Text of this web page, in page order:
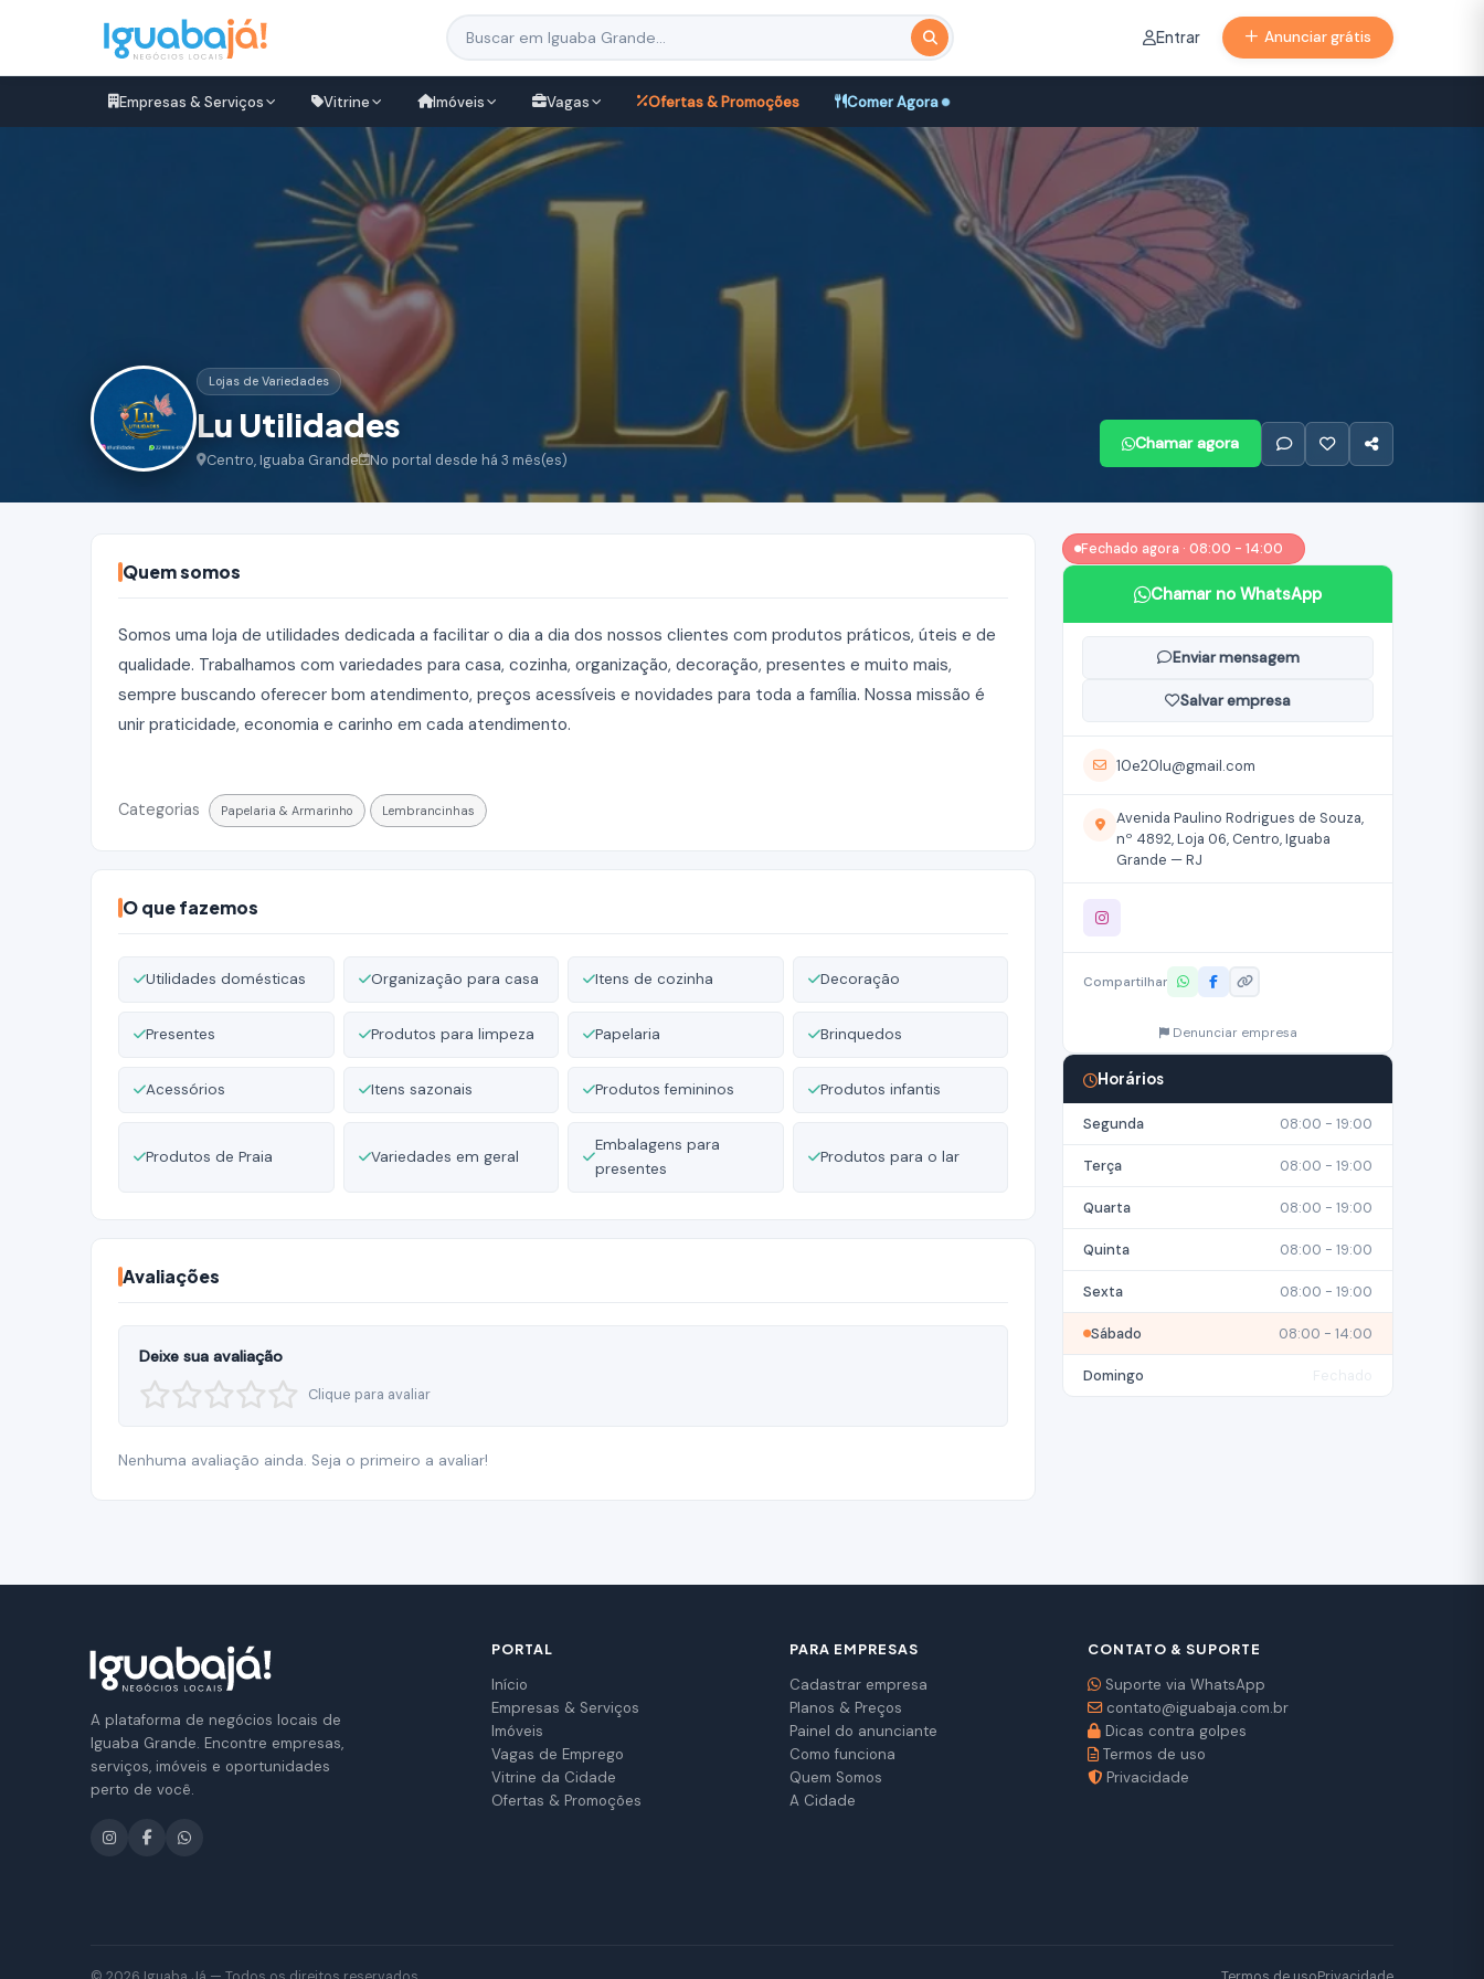
Entrar Anunciar grátis
Empresas & Serviços Vitrine Imóveis Vagas Ofertas & Promoções Comer Agora
Lojas de Variedades
Lu Utilidades
Centro, Iguaba Grande No portal desde há 3 mês(es)
Chamar agora
Quem somos
Somos uma loja de utilidades dedicada a facilitar o dia a dia dos nossos clientes com produtos práticos, úteis e de
qualidade. Trabalhamos com variedades para casa, cozinha, organização, decoração, presentes e muito mais,
sempre buscando oferecer bom atendimento, preços acessíveis e novidades para toda a família. Nossa missão é
unir praticidade, economia e carinho em cada atendimento.
Categorias Papelaria & Armarinho Lembrancinhas
O que fazemos
Utilidades domésticas Organização para casa Itens de cozinha Decoração
Presentes Produtos para limpeza Papelaria Brinquedos
Acessórios Itens sazonais Produtos femininos Produtos infantis
Produtos de Praia Variedades em geral
Embalagens para
presentes
Produtos para o lar
Avaliações
Deixe sua avaliação
Clique para avaliar
Nenhuma avaliação ainda. Seja o primeiro a avaliar!
Fechado agora · 08:00 - 14:00
Chamar no WhatsApp
Enviar mensagem
Salvar empresa
10e20lu@gmail.com
Avenida Paulino Rodrigues de Souza,
nº 4892, Loja 06, Centro, Iguaba
Grande — RJ
Compartilhar
Denunciar empresa
Horários
Segunda 08:00 - 19:00
Terça 08:00 - 19:00
Quarta 08:00 - 19:00
Quinta 08:00 - 19:00
Sexta 08:00 - 19:00
Sábado 08:00 - 14:00
Domingo
A plataforma de negócios locais de
Iguaba Grande. Encontre empresas,
serviços, imóveis e oportunidades
perto de você.
PORTAL
Início
Empresas & Serviços
Imóveis
Vagas de Emprego
Vitrine da Cidade
Ofertas & Promoções
PARA EMPRESAS
Cadastrar empresa
Planos & Preços
Painel do anunciante
Como funciona
Quem Somos
A Cidade
CONTATO & SUPORTE
Suporte via WhatsApp
contato@iguabaja.com.br
Dicas contra golpes
Termos de uso
Privacidade